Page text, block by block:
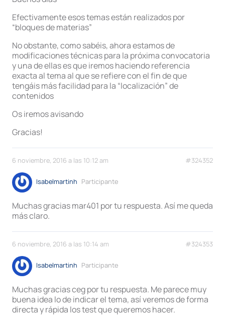
Efectivamente esos temas están realizados por
“bloques de materias”
No obstante, como sabéis, ahora estamos de
modificaciones técnicas para la próxima convocatoria
y una de ellas es que iremos haciendo referencia
exacta al tema al que se refiere con el fin de que
tengáis más facilidad para la “localización” de
contenidos
Os iremos avisando
Gracias!
6 noviembre, 2016 a las 10:12 am #324352
Isabelmartinh Participante
Muchas gracias mar401 por tu respuesta. Así me queda
más claro.
6 noviembre, 2016 a las 10:14 am #324353
Isabelmartinh Participante
Muchas gracias ceg por tu respuesta. Me parece muy
buena idea lo de indicar el tema, así veremos de forma
directa y rápida los test que queremos hacer.